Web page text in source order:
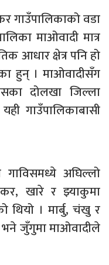
गाउँपालिकाको वडा
माओवादी मात्र
आधार क्षेत्र पनि हो
हुन् । माओवादीसँग
दोलखा जिल्ला
गाउँपालिकाबासी
अघिल्लो
खारे र झ्याकुमा
थियो । मार्बु, चंखु र
भने जुँगुमा माओवादीले